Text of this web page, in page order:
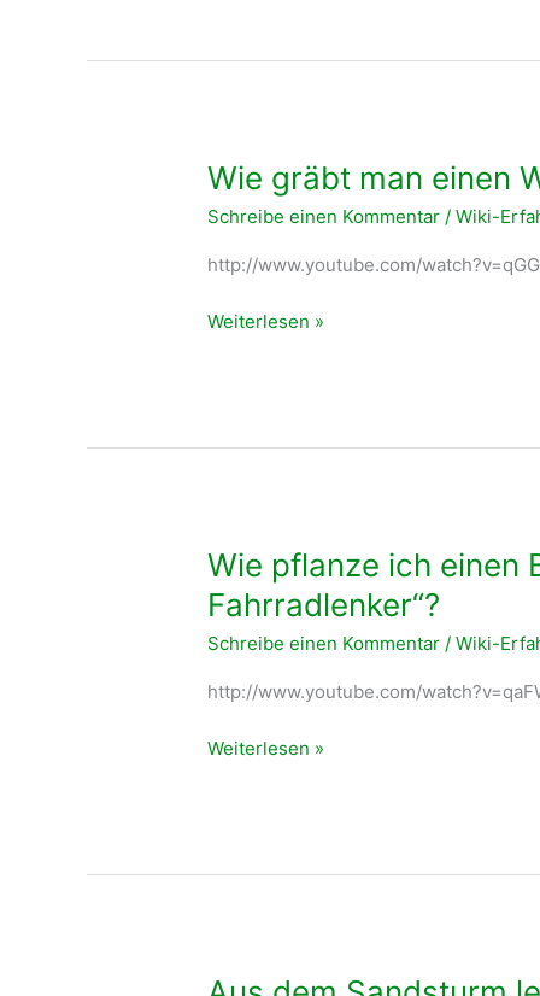
Freiwillige
für
Baumpflanzaktion
Biesenthaler
Becken!
Wie gräbt man einen
Schreibe einen Kommentar /Wiki-
http://www.youtube.com/
Wie
Weiterlesen »
Wie pflanze ich einen
Fahrradlenker“?
Schreibe einen Kommentar /Wiki-
http://www.youtube.com/
Wie
Fahrradlenker“?
Weiterlesen »